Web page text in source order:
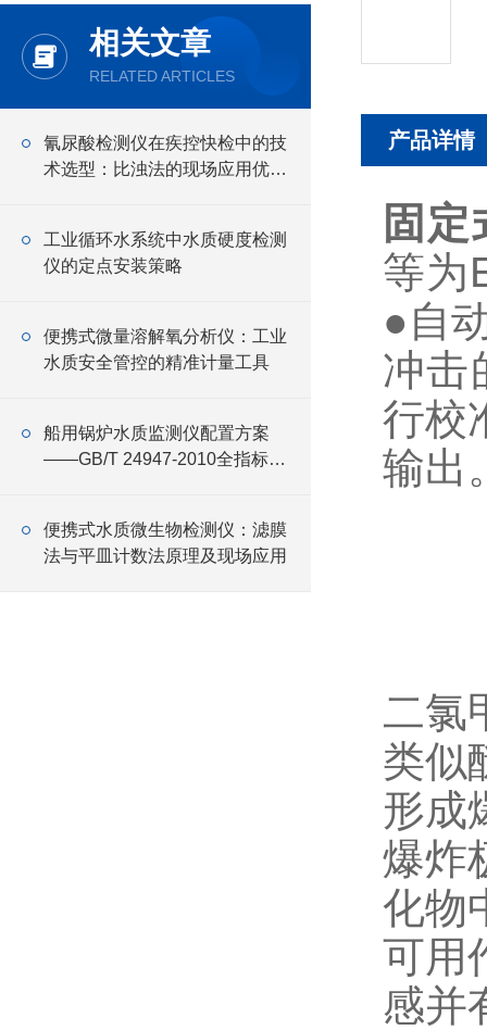
相关文章
RELATED ARTICLES
氰尿酸检测仪在疾控快检中的技
术选型：比浊法的现场应用优势
工业循环水系统中水质硬度检测
仪的定点安装策略
便携式微量溶解氧分析仪：工业
水质安全管控的精准计量工具
船用锅炉水质监测仪配置方案
——GB/T 24947-2010全指标覆
便携式水质微生物检测仪：滤膜
法与平皿计数法原理及现场应用
产品详情
固
等为
●自
冲击
行校
输出
二氯
类似
形成
爆炸
化物
可用
感并